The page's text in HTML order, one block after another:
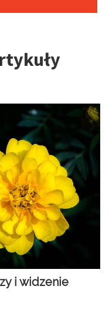
i widzenie